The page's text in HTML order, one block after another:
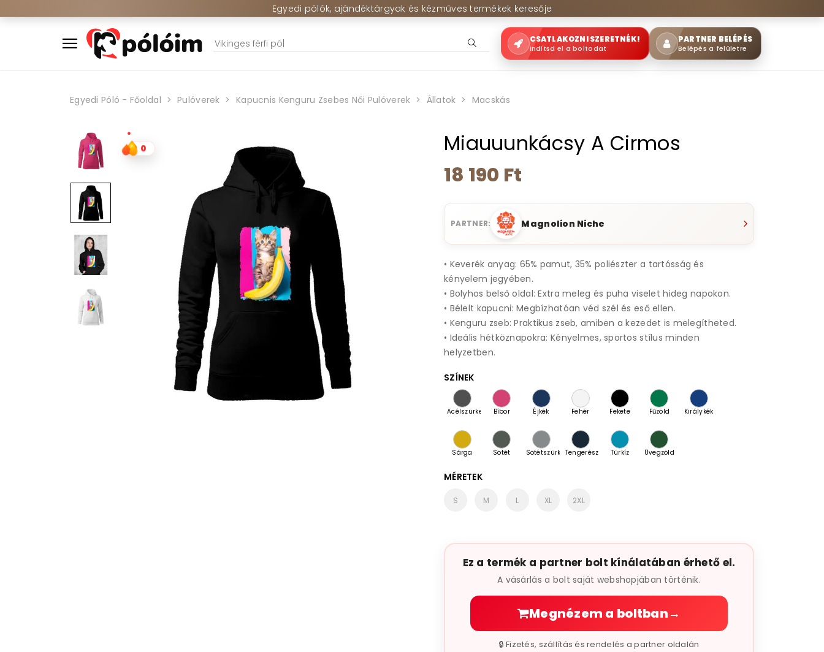
Egyedi pólók, ajándéktárgyak és kézműves termékek keresője
CSATLAKOZNI SZERETNÉK!
Indítsd el a boltodat
PARTNER BELÉPÉS
Belépés a felületre
Egyedi Póló - Főoldal Pulóverek Kapucnis Kenguru Zsebes Női Pulóverek Állatok Macskás
0 Miauuunkácsy A Cirmos
18 190 Ft
PARTNER: Magnolion Niche
• Keverék anyag: 65% pamut, 35% poliészter a tartósság és
kényelem jegyében.
• Bolyhos belső oldal: Extra meleg és puha viselet hideg napokon.
• Bélelt kapucni: Megbízhatóan véd szél és eső ellen.
• Kenguru zseb: Praktikus zseb, amiben a kezedet is melegítheted.
• Ideális hétköznapokra: Kényelmes, sportos stílus minden
helyzetben.
SZÍNEK
Acélszürke Bíbor Éjkék Fehér Fekete Fűzöld Királykék
Sárga
Sötét
Sötétszürke Tengerészkék Türkíz Üvegzöld
MÉRETEK
S M L XL 2XL
Ez a termék a partner bolt kínálatában érhető el.
A vásárlás a bolt saját webshopjában történik.
Megnézem a boltban→
🔒 Fizetés, szállítás és rendelés a partner oldalán